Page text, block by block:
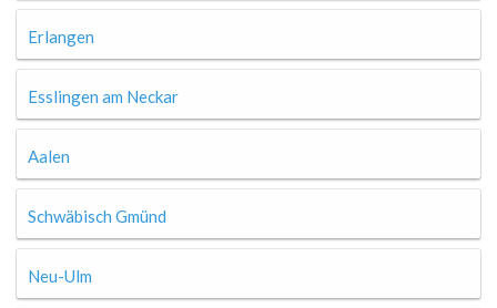
Erlangen
Esslingen am Neckar
Aalen
Schwäbisch Gmünd
Neu-Ulm